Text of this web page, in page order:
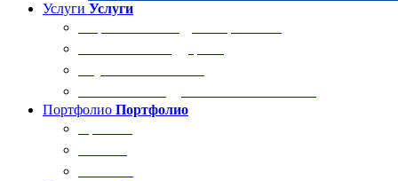
Услуги Услуги
Портфолио Портфолио